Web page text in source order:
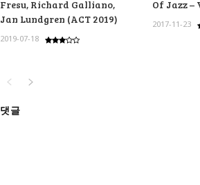
Fresu, Richard Galliano,
Jan Lundgren (ACT 2019)
2019-07-18
Of Jazz –
2017-11-23
댓글